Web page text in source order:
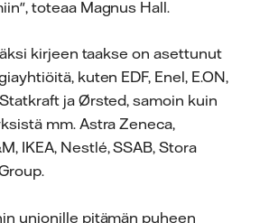
toteaa Magnus Hall.
kirjeen taakse on asettunut
kuten EDF, Enel, E.ON,
ja Ørsted, samoin kuin
mm. Astra Zeneca,
IKEA, Nestlé, SSAB, Stora
unionille pitämän puheen